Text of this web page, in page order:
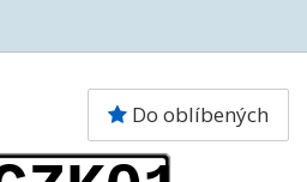
Do oblíbených